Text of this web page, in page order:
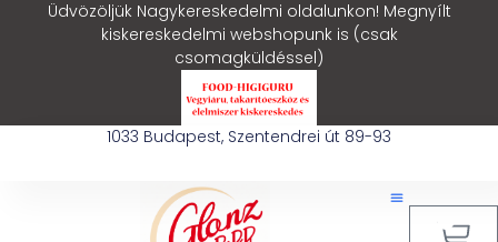
Üdvözöljük Nagykereskedelmi oldalunkon! Megnyílt
kiskereskedelmi webshopunk is (csak
csomagküldéssel)
1033 Budapest, Szentendrei út 89-93